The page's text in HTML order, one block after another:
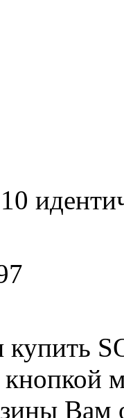
купить
Вам